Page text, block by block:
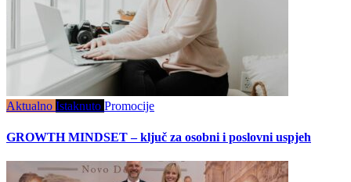
Aktualno Istaknuto Promocije
GROWTH MINDSET – ključ za osobni i poslovni uspjeh